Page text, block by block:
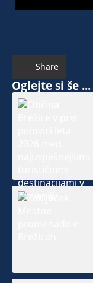
Share
Oglejte si še ...